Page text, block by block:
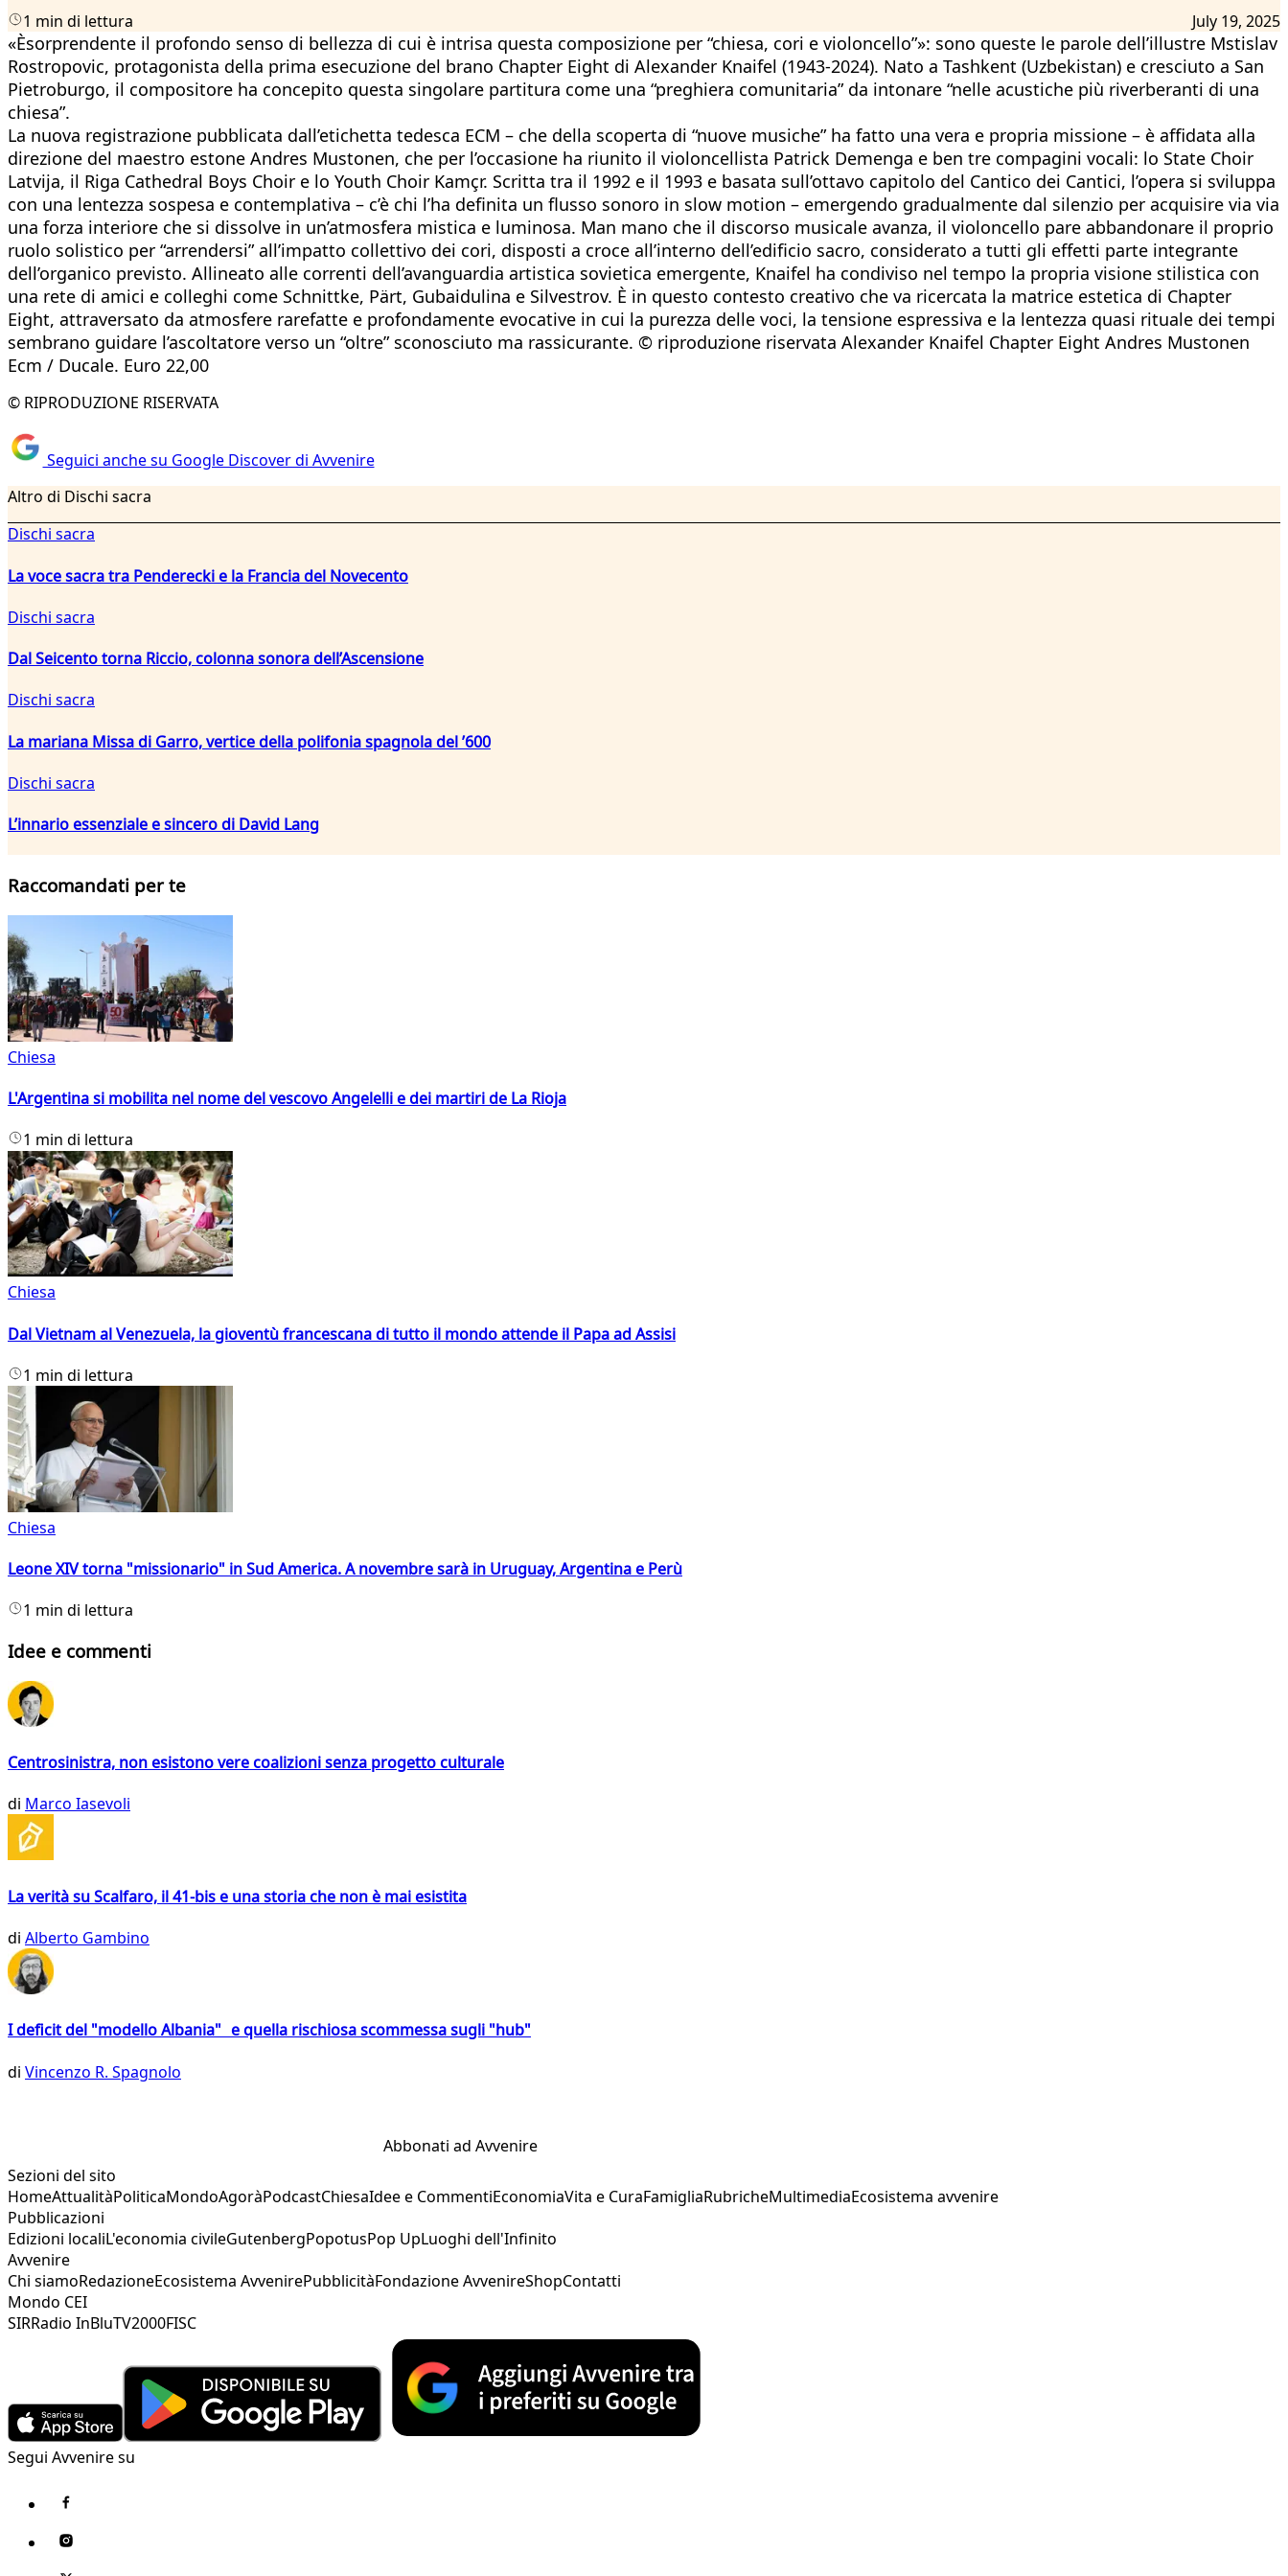
1 min di lettura July 19, 2025
«Èsorprendente il profondo senso di bellezza di cui è intrisa questa composizione per “chiesa, cori e violoncello”»: sono queste le parole dell’illustre Mstislav
Rostropovic, protagonista della prima esecuzione del brano Chapter Eight di Alexander Knaifel (1943-2024). Nato a Tashkent (Uzbekistan) e cresciuto a San
Pietroburgo, il compositore ha concepito questa singolare partitura come una “preghiera comunitaria” da intonare “nelle acustiche più riverberanti di una
chiesa”.
La nuova registrazione pubblicata dall’etichetta tedesca ECM – che della scoperta di “nuove musiche” ha fatto una vera e propria missione – è affidata alla
direzione del maestro estone Andres Mustonen, che per l’occasione ha riunito il violoncellista Patrick Demenga e ben tre compagini vocali: lo State Choir
Latvija, il Riga Cathedral Boys Choir e lo Youth Choir Kamçr. Scritta tra il 1992 e il 1993 e basata sull’ottavo capitolo del Cantico dei Cantici, l’opera si sviluppa
con una lentezza sospesa e contemplativa – c’è chi l’ha definita un flusso sonoro in slow motion – emergendo gradualmente dal silenzio per acquisire via via
una forza interiore che si dissolve in un’atmosfera mistica e luminosa. Man mano che il discorso musicale avanza, il violoncello pare abbandonare il proprio
ruolo solistico per “arrendersi” all’impatto collettivo dei cori, disposti a croce all’interno dell’edificio sacro, considerato a tutti gli effetti parte integrante
dell’organico previsto. Allineato alle correnti dell’avanguardia artistica sovietica emergente, Knaifel ha condiviso nel tempo la propria visione stilistica con
una rete di amici e colleghi come Schnittke, Pärt, Gubaidulina e Silvestrov. È in questo contesto creativo che va ricercata la matrice estetica di Chapter
Eight, attraversato da atmosfere rarefatte e profondamente evocative in cui la purezza delle voci, la tensione espressiva e la lentezza quasi rituale dei tempi
sembrano guidare l’ascoltatore verso un “oltre” sconosciuto ma rassicurante. © riproduzione riservata Alexander Knaifel Chapter Eight Andres Mustonen
Ecm / Ducale. Euro 22,00
© RIPRODUZIONE RISERVATA
Seguici anche su Google Discover di Avvenire
Altro di Dischi sacra
Dischi sacra
La voce sacra tra Penderecki e la Francia del Novecento
Dischi sacra
Dal Seicento torna Riccio, colonna sonora dell’Ascensione
Dischi sacra
La mariana Missa di Garro, vertice della polifonia spagnola del ’600
Dischi sacra
L’innario essenziale e sincero di David Lang
Raccomandati per te
Chiesa
L'Argentina si mobilita nel nome del vescovo Angelelli e dei martiri de La Rioja
1 min di lettura
Chiesa
Dal Vietnam al Venezuela, la gioventù francescana di tutto il mondo attende il Papa ad Assisi
1 min di lettura
Chiesa
Leone XIV torna "missionario" in Sud America. A novembre sarà in Uruguay, Argentina e Perù
1 min di lettura
Idee e commenti
Centrosinistra, non esistono vere coalizioni senza progetto culturale
di Marco Iasevoli
La verità su Scalfaro, il 41-bis e una storia che non è mai esistita
di Alberto Gambino
I deficit del "modello Albania" e quella rischiosa scommessa sugli "hub"
di Vincenzo R. Spagnolo
Abbonati ad Avvenire
Sezioni del sito
HomeAttualitàPoliticaMondoAgoràPodcastChiesaIdee e CommentiEconomiaVita e CuraFamigliaRubricheMultimediaEcosistema avvenire
Pubblicazioni
Edizioni localiL'economia civileGutenbergPopotusPop UpLuoghi dell'Infinito
Avvenire
Chi siamoRedazioneEcosistema AvvenirePubblicitàFondazione AvvenireShopContatti
Mondo CEI
SIRRadio InBluTV2000FISC
Segui Avvenire su